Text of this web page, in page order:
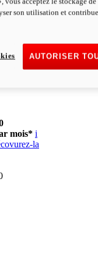
i
la
mois* i
mois* i
la
son utilisation et
AUTORISER